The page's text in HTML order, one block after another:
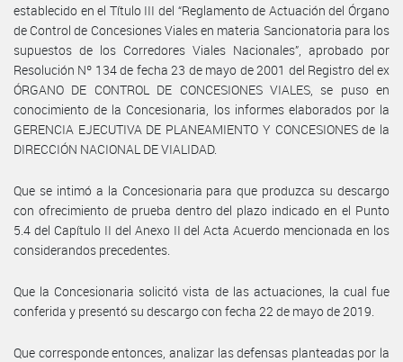
establecido en el Título III del “Reglamento de Actuación del Órgano
de Control de Concesiones Viales en materia Sancionatoria para los
supuestos de los Corredores Viales Nacionales”, aprobado por
Resolución Nº 134 de fecha 23 de mayo de 2001 del Registro del ex
ÓRGANO DE CONTROL DE CONCESIONES VIALES, se puso en
conocimiento de la Concesionaria, los informes elaborados por la
GERENCIA EJECUTIVA DE PLANEAMIENTO Y CONCESIONES de la
DIRECCIÓN NACIONAL DE VIALIDAD.
Que se intimó a la Concesionaria para que produzca su descargo
con ofrecimiento de prueba dentro del plazo indicado en el Punto
5.4 del Capítulo II del Anexo II del Acta Acuerdo mencionada en los
considerandos precedentes.
Que la Concesionaria solicitó vista de las actuaciones, la cual fue
conferida y presentó su descargo con fecha 22 de mayo de 2019.
Que corresponde entonces, analizar las defensas planteadas por la